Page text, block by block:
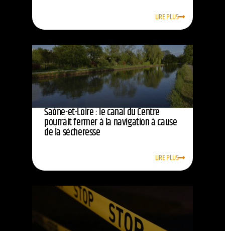
LIRE PLUS
Saône-et-Loire : le canal du Centre
pourrait fermer à la navigation à cause
de la sécheresse
LIRE PLUS